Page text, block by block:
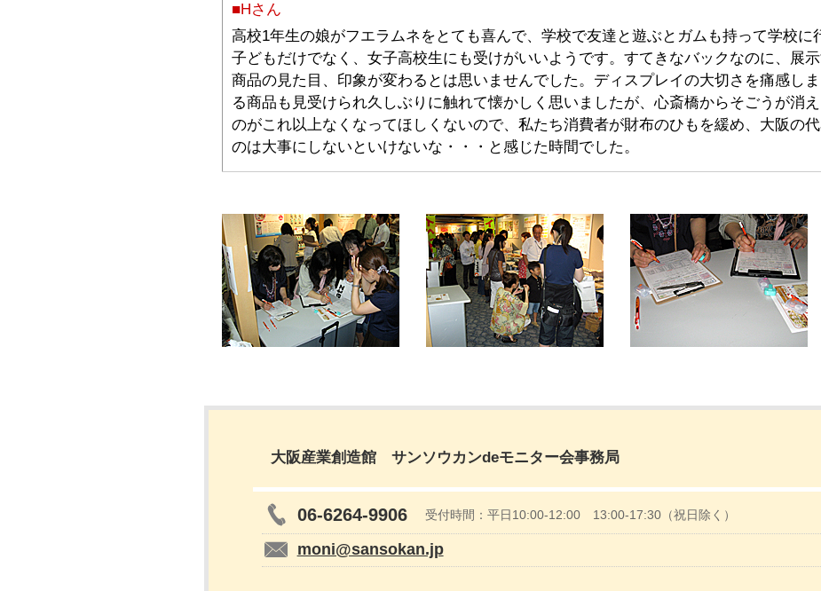
■Hさん
高校1年生の娘がフエラムネをとても喜んで、学校で友達と遊ぶとガムも持って学校に
子どもだけでなく、女子高校生にも受けがいいようです。すてきなバックなのに、展
商品の見た目、印象が変わるとは思いませんでした。ディスプレイの大切さを痛感し
る商品も見受けられ久しぶりに触れて懐かしく思いましたが、心斎橋からそごうが消
のがこれ以上なくなってほしくないので、私たち消費者が財布のひもを緩め、大阪の
のは大事にしないといけないな・・・と感じた時間でした。
大阪産業創造館 サンソウカンdeモニター会事務局
06-6264-9906 受付時間：平日10:00‐12:00 13:00‐17:30（祝日除く）
moni@sansokan.jp